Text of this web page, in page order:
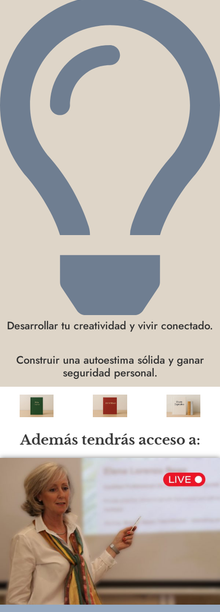
Desarrollar tu creatividad y vivir conectado.
Construir una autoestima sólida y ganar
seguridad personal.
Además tendrás acceso a: